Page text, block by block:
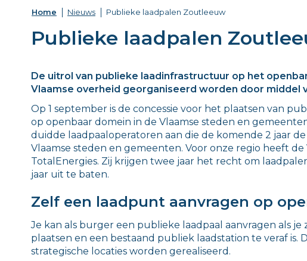
Home Nieuws Publieke laadpalen Zoutleeuw
Publieke laadpalen
De uitrol van publieke laadinfrastructuur op het
Vlaamse overheid georganiseerd worden door middel
Op 1 september is de concessie voor het plaatsen van
op openbaar domein in de Vlaamse steden en
duidde laadpaaloperatoren aan die de komende 2 jaar
Vlaamse steden en gemeenten. Voor onze regio heeft
TotalEnergies. Zij krijgen twee jaar het recht om
jaar uit te baten.
Zelf een laadpunt aanvragen op
Je kan als burger een publieke laadpaal aanvragen als
plaatsen en een bestaand publiek laadstation te veraf is.
strategische locaties worden gerealiseerd.